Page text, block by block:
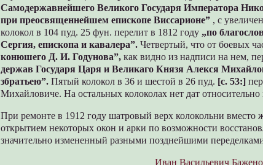
Самодержавнейшего Великого Государя Императора
при преосвященнейшем епископе Виссарионе” , с
колокол в 104 пуд. 25 фун. перелит в 1812 году „по
Сергия, епископа и кавалера”.Четвертый, что от боевых
конюшего Д. И. Годунова”,как видно из надписи на нем,
держав Государя Царя и Великаго Князя Алекся
збратьею”.Пятый колокол в 36 и шестой в 26 пуд. [c. 53:]
Михайловиче. На остальных колоколах нет дат
При ремонте в 1912 году шатровый верх колокольни вместо
открытием некоторых окон и арки по возможности
значительно измененный разными позднейшими
Иван Васильевич